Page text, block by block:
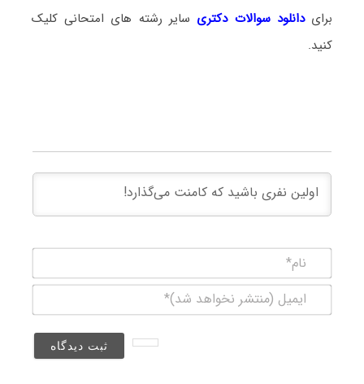
برایدانلود سوالات دکتری سایر رشته های امتحانی کلیک
کنید.
(منتشر